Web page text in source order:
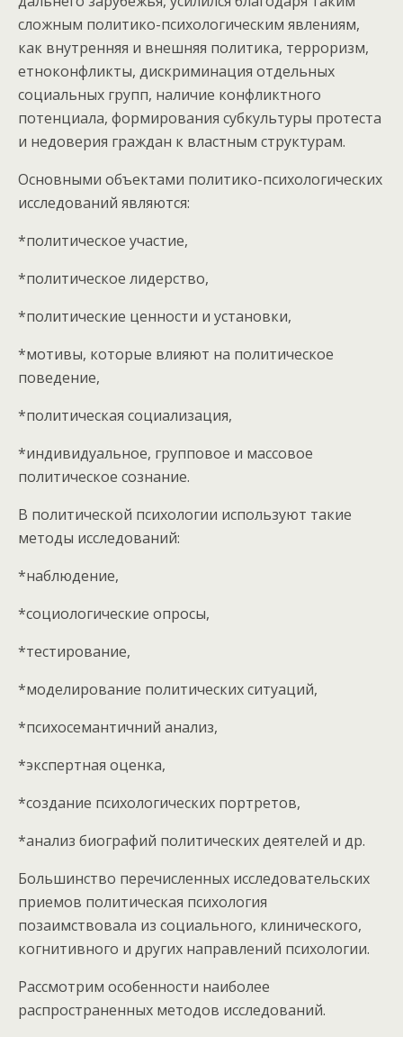
сложным политико-психологическим явлениям,
как внутренняя и внешняя политика, терроризм,
етноконфликты, дискриминация отдельных
социальных групп, наличие конфликтного
потенциала, формирования субкультуры протеста
и недоверия граждан к властным структурам.
Основными объектами политико-психологических
исследований являются:
*политическое участие,
*политическое лидерство,
*политические ценности и установки,
*мотивы, которые влияют на политическое
поведение,
*политическая социализация,
*индивидуальное, групповое и массовое
политическое сознание.
В политической психологии используют такие
методы исследований:
*наблюдение,
*социологические опросы,
*тестирование,
*моделирование политических ситуаций,
*психосемантичний анализ,
*экспертная оценка,
*создание психологических портретов,
*анализ биографий политических деятелей и др.
Большинство перечисленных исследовательских
приемов политическая психология
позаимствовала из социального, клинического,
когнитивного и других направлений психологии.
Рассмотрим особенности наиболее
распространенных методов исследований.